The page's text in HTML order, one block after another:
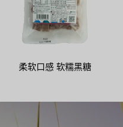
柔软口感 软糯黑糖